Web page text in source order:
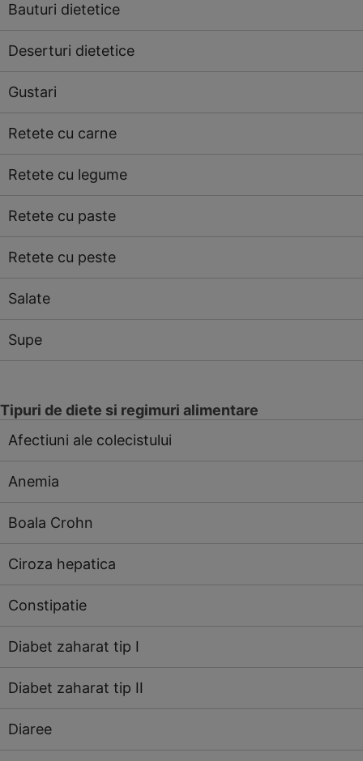
Bauturi dietetice
Deserturi dietetice
Gustari
Retete cu carne
Retete cu legume
Retete cu paste
Retete cu peste
Salate
Supe
Tipuri de diete si regimuri alimentare
Afectiuni ale colecistului
Anemia
Boala Crohn
Ciroza hepatica
Constipatie
Diabet zaharat tip I
Diabet zaharat tip II
Diaree